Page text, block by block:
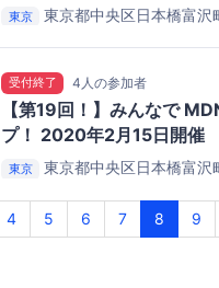
東京 東京都中央区日本橋富
受付終了 4人の参加者
【第19回！】みんなで
プ！ 2020年2月15日開催
東京 東京都中央区日本橋富
4 5 6 7 8 9